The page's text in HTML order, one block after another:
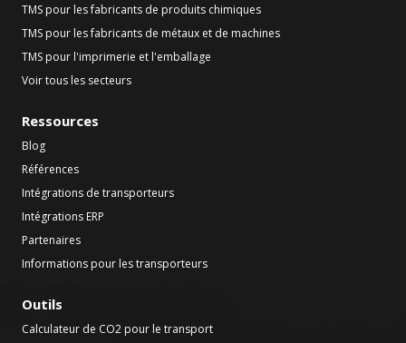
TMS pour les fabricants de produits chimiques
TMS pour les fabricants de métaux et de machines
TMS pour l'imprimerie et l'emballage
Voir tous les secteurs
Ressources
Blog
Références
Intégrations de transporteurs
Intégrations ERP
Partenaires
Informations pour les transporteurs
Outils
Calculateur de CO2 pour le transport